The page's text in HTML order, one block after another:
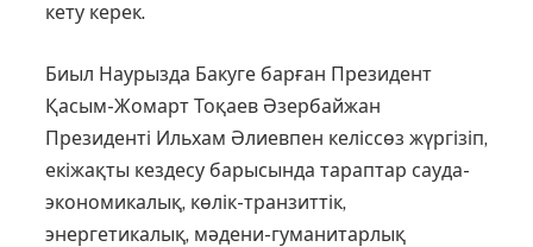
кету керек.
Биыл Наурызда Бакуге барған Пре­зидент
Қасым-Жомарт Тоқаев Әзер­байжан
Президенті Ильхам Әлиевпен келіссөз жүргізіп,
екіжақты кездесу барысында тараптар сауда-
экономика­лық, көлік-транзиттік,
энергетикалық, мәдени-гуманитарлық